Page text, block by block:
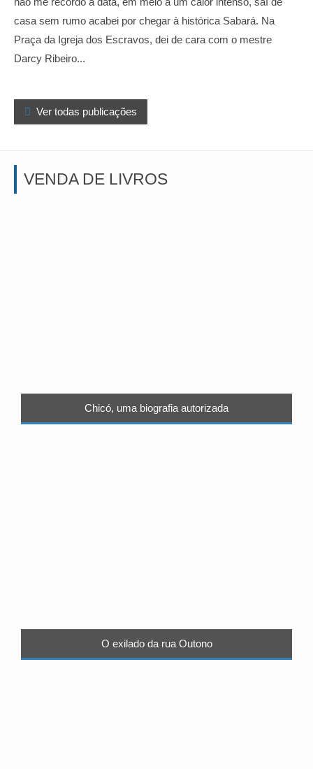
casa sem rumo acabei por chegar à histórica Sabará. Na
Praça da Igreja dos Escravos, dei de cara com o mestre
Darcy Ribeiro...
 Ver todas publicações
VENDA DE LIVROS
Chicó, uma biografia autorizada
O exilado da rua Outono